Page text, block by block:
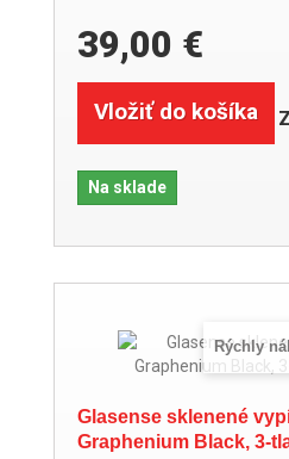
39,00 €
Vložiť do košíka
Na sklade
Rýchly
Glasense sklenené
Graphenium Black, 3-